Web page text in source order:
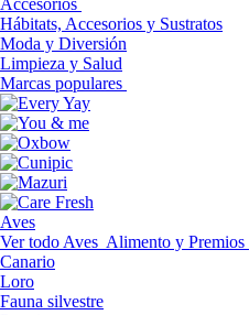
Accesorios
Hábitats, Accesorios y Sustratos
Moda y Diversión
Limpieza y Salud
Marcas populares
Aves
Ver todo Aves Alimento y Premios
Canario
Loro
Fauna silvestre